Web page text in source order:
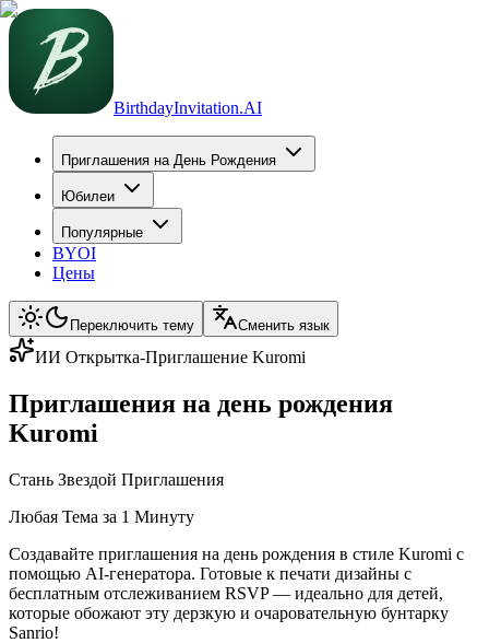
BirthdayInvitation.AI
Приглашения на День Рождения
Юбилеи
Популярные
BYOI
Цены
Переключить тему Сменить язык
ИИ Открытка-Приглашение Kuromi
Приглашения на день рождения
Kuromi
Стань Звездой Приглашения
Любая Тема за 1 Минуту
Создавайте приглашения на день рождения в стиле Kuromi с
помощью AI-генератора. Готовые к печати дизайны с
бесплатным отслеживанием RSVP — идеально для детей,
которые обожают эту дерзкую и очаровательную бунтарку
Sanrio!